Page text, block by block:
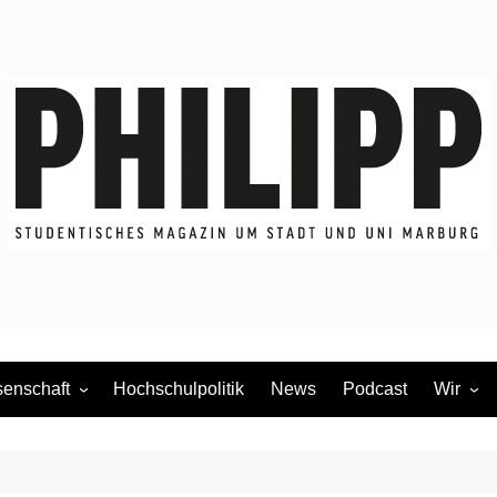
Hochschulpolitik News Podcast Wir